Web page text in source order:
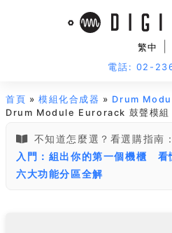
繁中
電話: 02-
首頁 »模組化合成器 » Drum
Drum Module Eurorack 鼓聲模組
不知道怎麼選？看選購指南：
入門：組出你的第一個機櫃
看
六大功能分區全解